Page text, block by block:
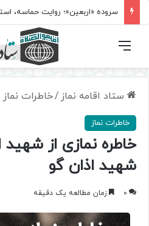
فهرست
ستاد اقامه نماز /خاطرات نماز
خاطرات نماز
خاطره نمازی از
شهید اذان گو
0 زمان مطالعه یک دقیقه